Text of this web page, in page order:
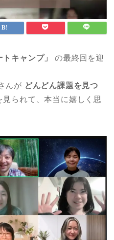
トキャンプ」
の最終回を迎
んが どんどん課題を見つ
見られて、本当に嬉しく思